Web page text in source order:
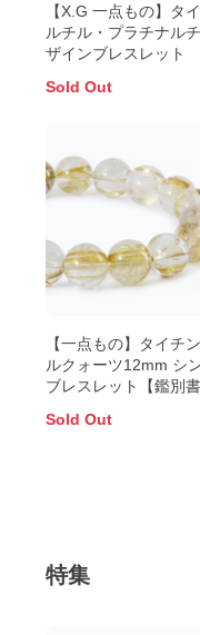
【X.G 一点もの】タ
ルチル・プラチナル
ザインブレスレット
Sold Out
【一点もの】タイチ
ルクォーツ12mm シ
ブレスレット【鑑別
Sold Out
特集